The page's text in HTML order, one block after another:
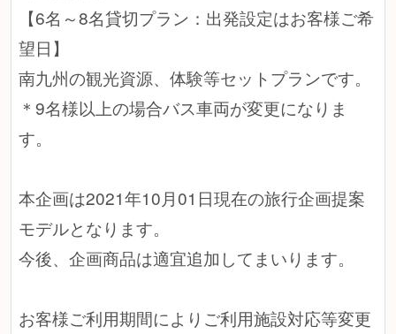
【6名～8名貸切プラン：出発設定はお客様ご希
望日】
南九州の観光資源、体験等セットプランです。
＊9名様以上の場合バス車両が変更になりま
す。
本企画は2021年10月01日現在の旅行企画提案
モデルとなります。
今後、企画商品は適宜追加してまいります。
お客様ご利用期間によりご利用施設対応等変更